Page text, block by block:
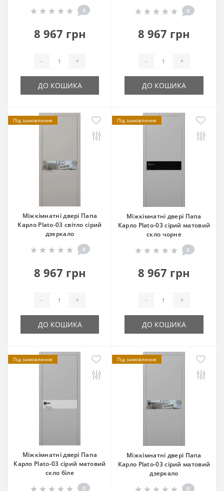
0
8 967 грн
- +
ДО КОШИКА
0
8 967 грн
- +
ДО КОШИКА
Під замовлення
Міжкімнатні двері Папа
Карло Plato-03 світло сірий
дзеркало
0
8 967 грн
- +
ДО КОШИКА
Під замовлення
Міжкімнатні двері Папа
Карло Plato-03 сірий матовий
скло чорне
0
8 967 грн
- +
ДО КОШИКА
Під замовлення
Міжкімнатні двері Папа
Карло Plato-03 сірий матовий
скло біле
0
Під замовлення
Міжкімнатні двері Папа
Карло Plato-03 сірий матовий
дзеркало
0